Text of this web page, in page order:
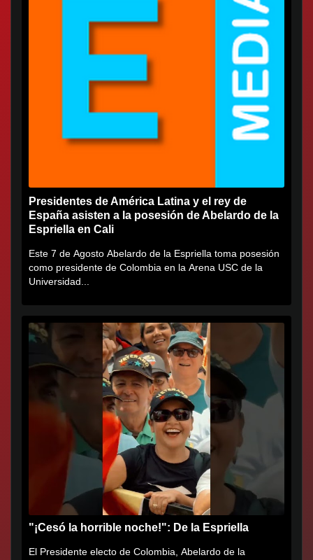
Presidentes de América Latina y el rey de
España asisten a la posesión de Abelardo de la
Espriella en Cali
Este 7 de Agosto Abelardo de la Espriella toma posesión
como presidente de Colombia en la Arena USC de la
Universidad...
"¡Cesó la horrible noche!": De la Espriella
El Presidente electo de Colombia, Abelardo de la